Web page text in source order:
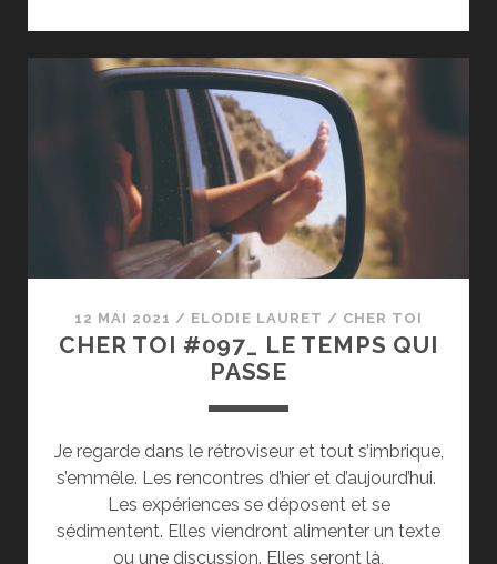
FAIT
LE
PROFESSIONNEL
12 MAI 2021 / ELODIE LAURET / CHER TOI
CHER TOI #097_ LE TEMPS QUI
PASSE
Je regarde dans le rétroviseur et tout s’imbrique,
s’emmêle. Les rencontres d’hier et d’aujourd’hui.
Les expériences se déposent et se
sédimentent. Elles viendront alimenter un texte
ou une discussion. Elles seront là,